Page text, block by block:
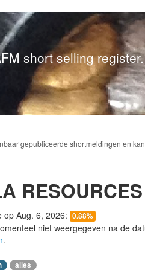
short selling register.
gepubliceerde shortmeldingen en
RESOURCES
op Aug. 6, 2026: 0.88%
niet weergegeven na de
.
alles